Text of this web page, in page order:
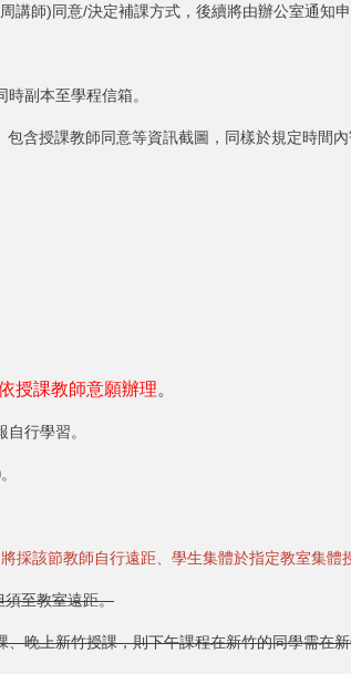
師)同意/決定補課方式，後續將由辦公室通知申
副本至學程信箱。
含授課教師同意等資訊截圖，同樣於規定時間內
授課教師意願辦理。
行學習。
。
採該節教師自行遠距、學生集體於指定教室集體
須至教室遠距。
晚上新竹授課，則下午課程在新竹的同學需在